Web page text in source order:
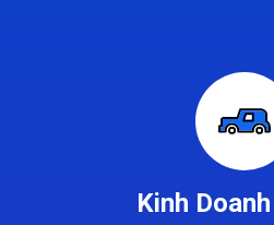
Kinh